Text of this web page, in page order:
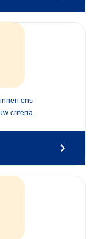
ons
criteria.